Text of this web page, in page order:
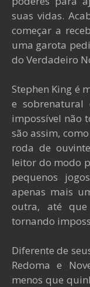
suas vidas.
começar a
uma garota
do Verdadeiro
Stephen King é
e
impossível não
são assim,
roda de
leitor do modo
pequenos
apenas mais
outra, até que
tornando
Diferente de
Redoma e
menos que